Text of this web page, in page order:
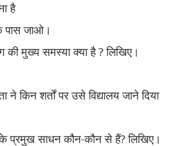
है
पास जाओ।
की मुख्य समस्या क्या है?लिखिए।
किन शर्तों पर उसे विद्यालय जाने दिया
प्रमुख साधन कौन-कौन से हैं?लिखिए।